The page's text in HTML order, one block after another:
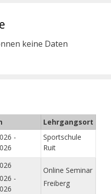
keine Daten
Lehrgangsort
-
Sportschule
Ruit
-
Online Seminar
Freiberg